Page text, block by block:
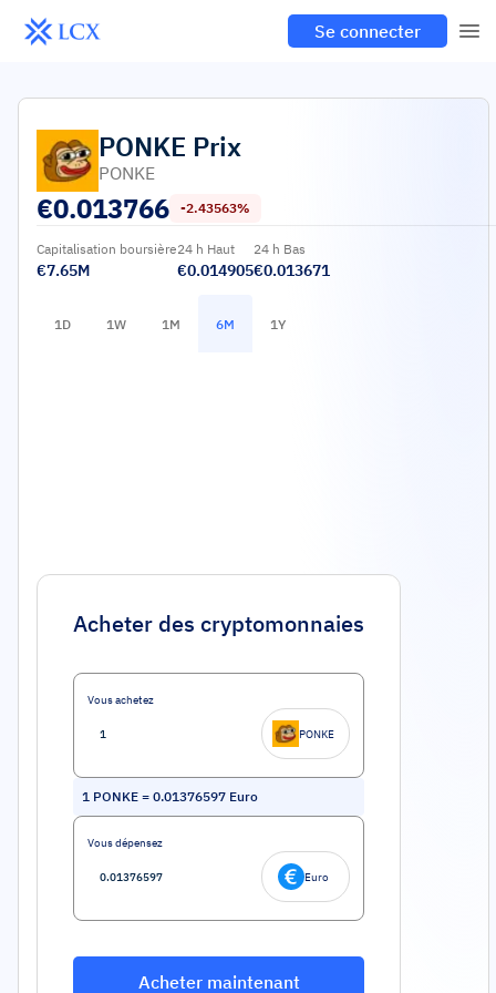
Se connecter
PONKE Prix
PONKE
€0.013766 -2.43563%
Capitalisation boursière
€7.65M
24 h Haut
€0.014905
24 h Bas
€0.013671
1D 1W 1M 6M 1Y
Acheter des cryptomonnaies
Vous achetez
PONKE
1 PONKE = 0.01376597 Euro
Vous dépensez
Euro
Acheter maintenant